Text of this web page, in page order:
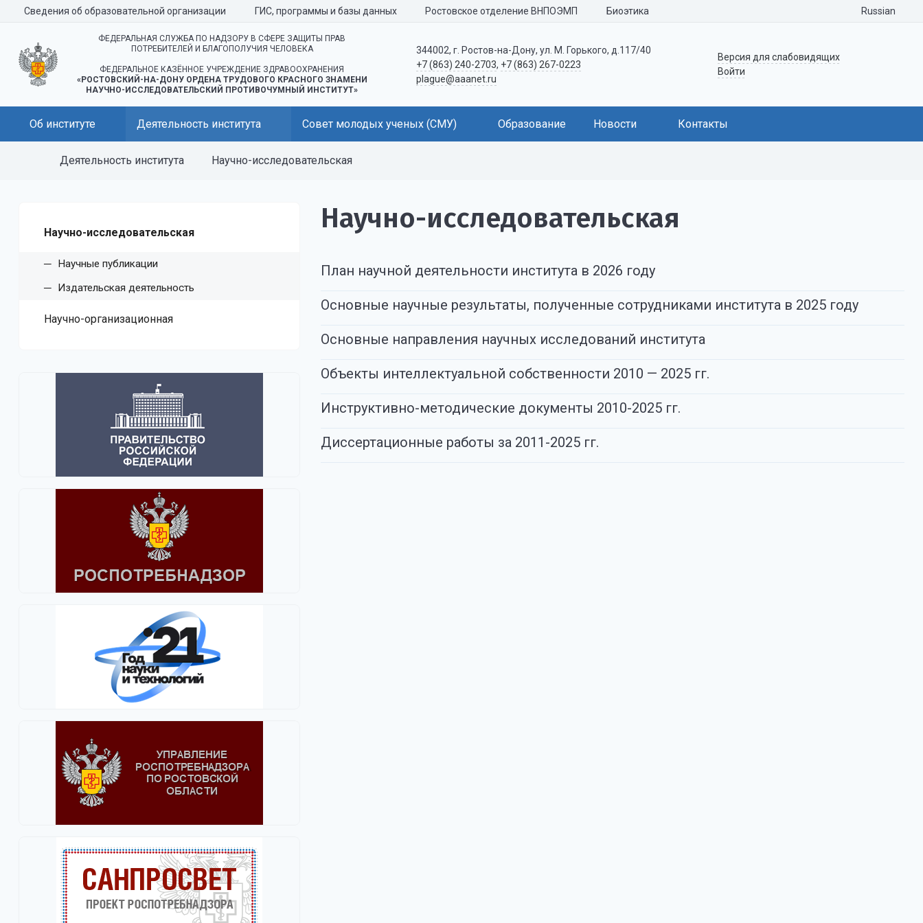
Сведения об образовательной организации ГИС, программы и базы данных Ростовское отделение ВНПОЭМП Биоэтика Russian
ФЕДЕРАЛЬНАЯ СЛУЖБА ПО НАДЗОРУ В СФЕРЕ ЗАЩИТЫ ПРАВ
ПОТРЕБИТЕЛЕЙ И БЛАГОПОЛУЧИЯ ЧЕЛОВЕКА
ФЕДЕРАЛЬНОЕ КАЗЁННОЕ УЧРЕЖДЕНИЕ ЗДРАВООХРАНЕНИЯ
«РОСТОВСКИЙ-НА-ДОНУ ОРДЕНА ТРУДОВОГО КРАСНОГО ЗНАМЕНИ
НАУЧНО-ИССЛЕДОВАТЕЛЬСКИЙ ПРОТИВОЧУМНЫЙ ИНСТИТУТ»
344002, г. Ростов-на-Дону, ул. М. Горького, д.117/40
+7 (863) 240-2703, +7 (863) 267-0223
plague@aaanet.ru
Версия для слабовидящих
Войти
Об институте Деятельность института Совет молодых ученых (СМУ) Образование Новости Контакты
Деятельность института Научно-исследовательская
Научно-исследовательская
Научные публикации
Издательская деятельность
Научно-организационная
Научно-исследовательская
План научной деятельности института в 2026 году
Основные научные результаты, полученные сотрудниками института в 2025 году
Основные направления научных исследований института
Объекты интеллектуальной собственности 2010 — 2025 гг.
Инструктивно-методические документы 2010-2025 гг.
Диссертационные работы за 2011-2025 гг.